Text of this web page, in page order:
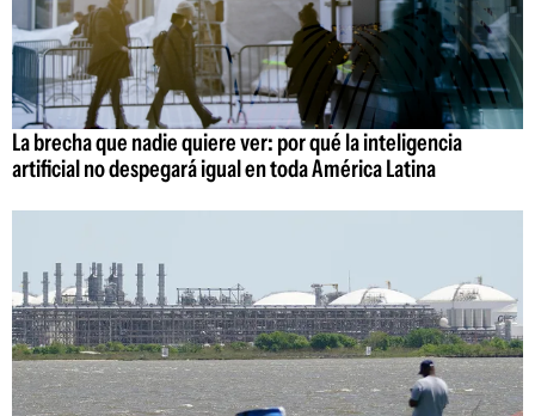
La brecha que nadie quiere ver: por qué la inteligencia
artificial no despegará igual en toda América Latina